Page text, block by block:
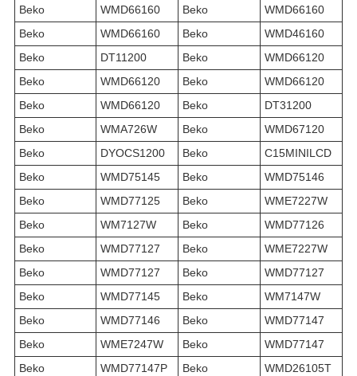
Beko WMD66160 Beko
WMD66160
Beko
WMD66160 Beko
WMD46160
Beko
DT11200 Beko
WMD66120
Beko
WMD66120 Beko
WMD66120
Beko
WMD66120 Beko
DT31200
Beko
WMA726W Beko
WMD67120
Beko
DYOCS1200 Beko
C15MINILCD
Beko
WMD75145 Beko
WMD75146
Beko
WMD77125 Beko
WME7227W
Beko
WM7127W Beko
WMD77126
Beko
WMD77127 Beko
WME7227W
Beko
WMD77127 Beko
WMD77127
Beko
WMD77145 Beko
WM7147W
Beko
WMD77146 Beko
WMD77147
Beko
WME7247W Beko
WMD77147
Beko
WMD77147P
Beko WMD26105T